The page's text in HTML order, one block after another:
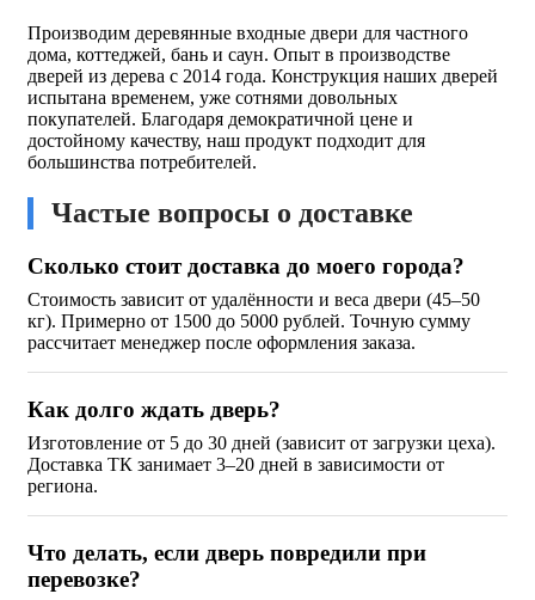
Производим деревянные входные двери для частного
дома, коттеджей, бань и саун. Опыт в производстве
дверей из дерева с 2014 года. Конструкция наших дверей
испытана временем, уже сотнями довольных
покупателей. Благодаря демократичной цене и
достойному качеству, наш продукт подходит для
большинства потребителей.
Частые вопросы о доставке
Сколько стоит доставка до моего города?
Стоимость зависит от удалённости и веса двери (45–50
кг). Примерно от 1500 до 5000 рублей. Точную сумму
рассчитает менеджер после оформления заказа.
Как долго ждать дверь?
Изготовление от 5 до 30 дней (зависит от загрузки цеха).
Доставка ТК занимает 3–20 дней в зависимости от
региона.
Что делать, если дверь повредили при
перевозке?